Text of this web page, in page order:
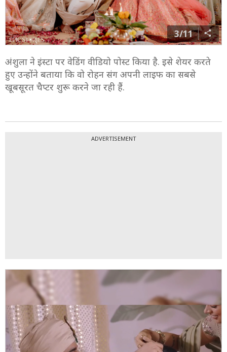
3/11
अंशुला ने इंस्टा पर वेडिंग वीडियो पोस्ट किया है. इसे शेयर करते
हुए उन्होंने बताया कि वो रोहन संग अपनी लाइफ का सबसे
खूबसूरत चैप्टर शुरू करने जा रही हैं.
ADVERTISEMENT